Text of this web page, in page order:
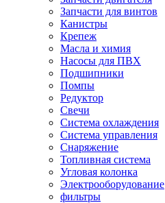
Запчасти для винтов
Канистры
Крепеж
Масла и химия
Насосы для ПВХ
Подшипники
Помпы
Редуктор
Свечи
Система охлаждения
Система управления
Снаряжение
Топливная система
Угловая колонка
Электрооборудование
фильтры